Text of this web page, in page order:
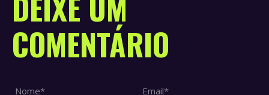
COMENTÁRIO
Nome * Email *